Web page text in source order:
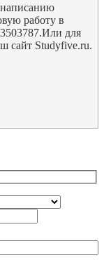
работу в
для
сайт Studyfive.ru.